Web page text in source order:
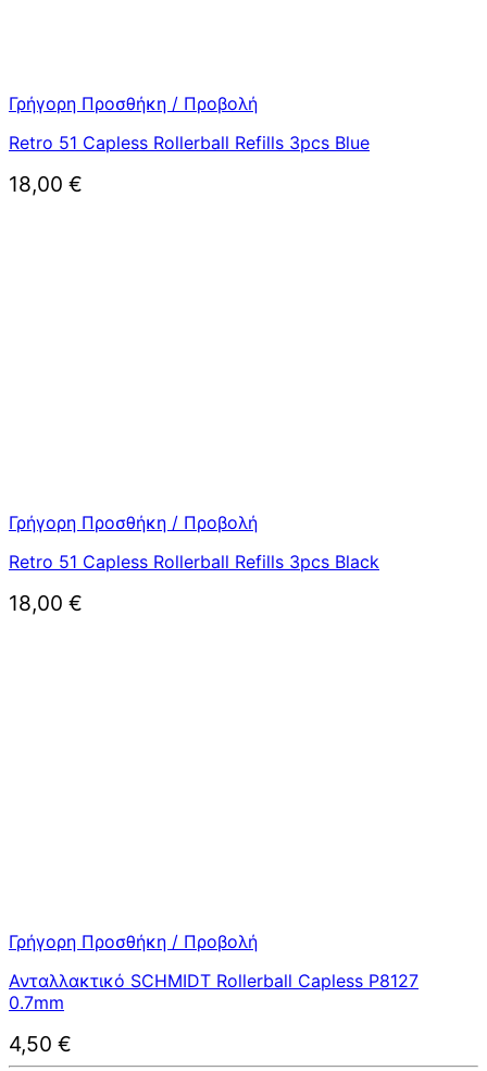
Γρήγορη Προσθήκη / Προβολή
Retro 51 Capless Rollerball Refills 3pcs Blue
18,00 €
Γρήγορη Προσθήκη / Προβολή
Retro 51 Capless Rollerball Refills 3pcs Black
18,00 €
Γρήγορη Προσθήκη / Προβολή
Ανταλλακτικό SCHMIDT Rollerball Capless P8127
0.7mm
4,50 €